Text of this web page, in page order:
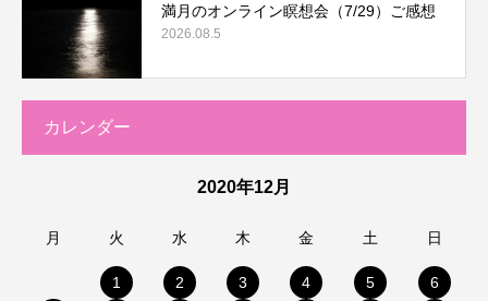
満月のオンライン瞑想会（7/29）ご感想
2026.08.5
カレンダー
2020年12月
月 火 水 木 金 土 日
1 2 3 4 5
6